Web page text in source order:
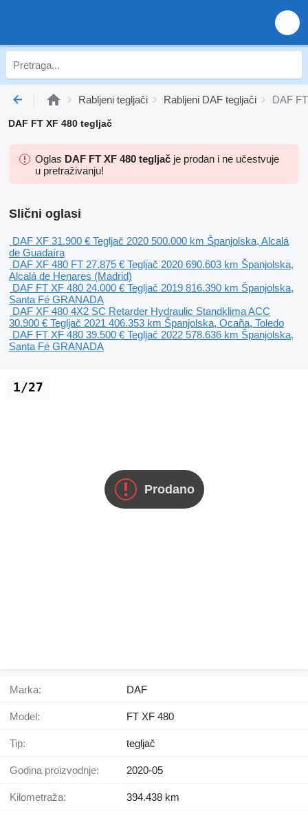
Rabljeni tegljači Rabljeni DAF tegljači DAF
DAF FT XF 480 tegljač
Oglas DAF FT XF 480 tegljač je prodan i ne učestvuje
u pretraživanju!
Slični oglasi
DAF XF 31.900 € Tegljač 2020 500.000 km Španjolska, Alcalá
de Guadaíra
DAF XF 480 FT 27.875 € Tegljač 2020 690.603 km Španjolska,
Alcalá de Henares (Madrid)
DAF FT XF 480 24.000 € Tegljač 2019 816.390 km Španjolska,
Santa Fé GRANADA
DAF XF 480 4X2 SC Retarder Hydraulic Standklima ACC
30.900 € Tegljač 2021 406.353 km Španjolska, Ocaña, Toledo
DAF FT XF 480 39.500 € Tegljač 2022 578.636 km Španjolska,
Santa Fé GRANADA
Prodano
1/27
Marka: DAF
Model: FT XF 480
Tip: tegljač
Godina proizvodnje: 2020-05
Kilometraža: 394.438 km